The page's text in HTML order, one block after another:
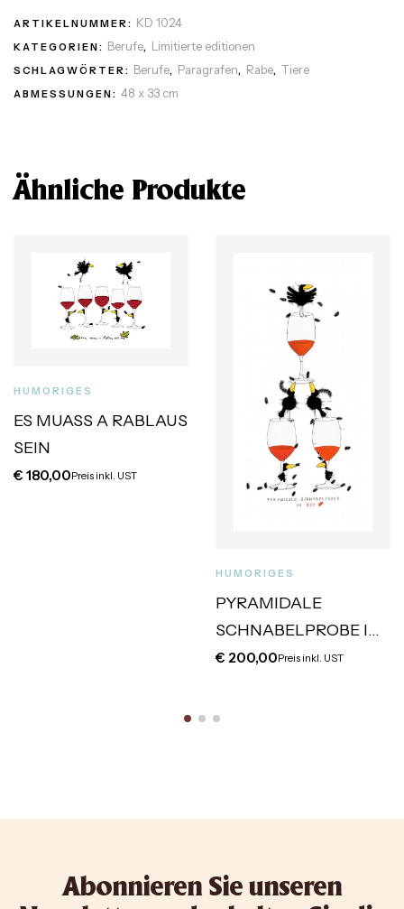
ARTIKELNUMMER: KD 1024
KATEGORIEN: Berufe, Limitierte editionen
SCHLAGWÖRTER: Berufe, Paragrafen, Rabe, Tiere
ABMESSUNGEN: 48 x 33 cm
Ähnliche Produkte
HUMORIGES
ES MUASS A RABLAUS
SEIN
€ 180,00Preis inkl. UST
HUMORIGES
PYRAMIDALE
SCHNABELPROBE IN
ROT
€ 200,00Preis inkl. UST
Abonnieren Sie unseren